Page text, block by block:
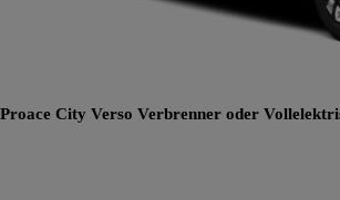
Proace City Verso Verbrenner oder